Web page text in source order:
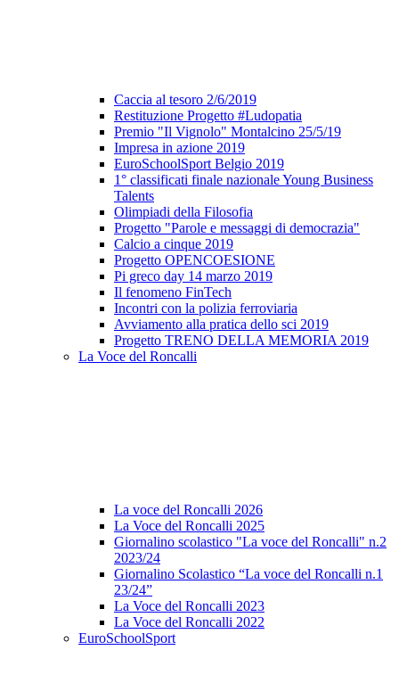
Caccia al tesoro 2/6/2019
Restituzione Progetto #Ludopatia
Premio "Il Vignolo" Montalcino 25/5/19
Impresa in azione 2019
EuroSchoolSport Belgio 2019
1° classificati finale nazionale Young Business
Talents
Olimpiadi della Filosofia
Progetto "Parole e messaggi di democrazia"
Calcio a cinque 2019
Progetto OPENCOESIONE
Pi greco day 14 marzo 2019
Il fenomeno FinTech
Incontri con la polizia ferroviaria
Avviamento alla pratica dello sci 2019
Progetto TRENO DELLA MEMORIA 2019
La Voce del Roncalli
La voce del Roncalli 2026
La Voce del Roncalli 2025
Giornalino scolastico "La voce del Roncalli" n.2
2023/24
Giornalino Scolastico “La voce del Roncalli n.1
23/24”
La Voce del Roncalli 2023
La Voce del Roncalli 2022
EuroSchoolSport